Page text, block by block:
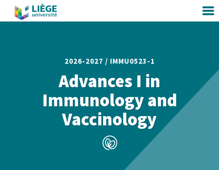
2026-2027 / IMMU0523-1
Advances I in
Immunology and
Vaccinology